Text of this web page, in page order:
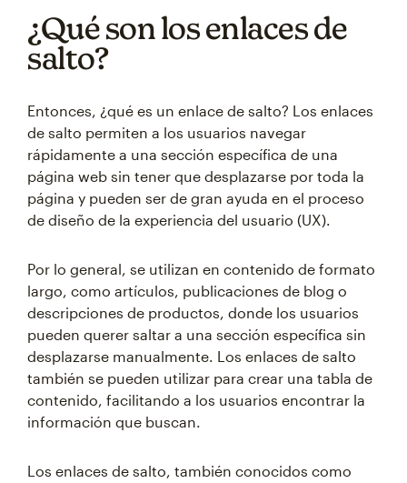
¿Qué son los enlaces de
salto?
Entonces, ¿qué es un enlace de salto? Los enlaces
de salto permiten a los usuarios navegar
rápidamente a una sección específica de una
página web sin tener que desplazarse por toda la
página y pueden ser de gran ayuda en el proceso
de diseño de la experiencia del usuario (UX).
Por lo general, se utilizan en contenido de formato
largo, como artículos, publicaciones de blog o
descripciones de productos, donde los usuarios
pueden querer saltar a una sección específica sin
desplazarse manualmente. Los enlaces de salto
también se pueden utilizar para crear una tabla de
contenido, facilitando a los usuarios encontrar la
información que buscan.
Los enlaces de salto, también conocidos como